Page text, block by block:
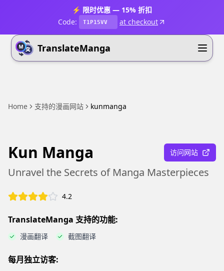
⚡ 限时优惠 — 15% 折扣
Code:
T1P15VV at checkout
TranslateManga
Home 支持的漫画网站 kunmanga
Kun Manga 访问网站
Unravel the Secrets of Manga Masterpieces
4.2
TranslateManga 支持的功能:
漫画翻译 截图翻译
每月独立访客: